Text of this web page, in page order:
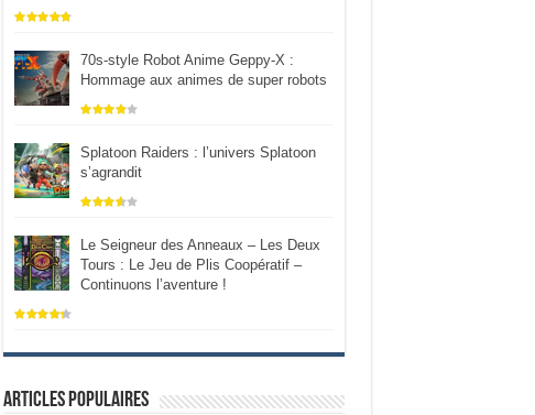
70s-style Robot Anime Geppy-X :
Hommage aux animes de super robots
Splatoon Raiders : l’univers Splatoon
s’agrandit
Le Seigneur des Anneaux – Les Deux
Tours : Le Jeu de Plis Coopératif –
Continuons l’aventure !
Articles populaires